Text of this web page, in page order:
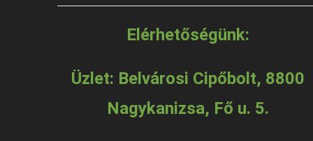
Elérhetőségünk:
Üzlet: Belvárosi Cipőbolt, 8800
Nagykanizsa, Fő u. 5.